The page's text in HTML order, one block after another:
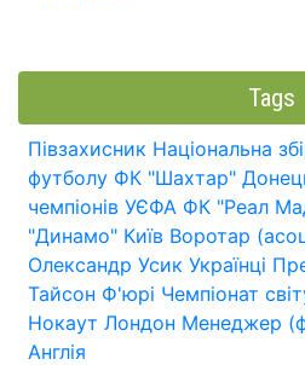
Tags
Півзахисник Національна
футболу ФК "Шахтар"
чемпіонів УЄФА ФК "Реал
"Динамо" Київ Воротар
Олександр Усик Українці
Тайсон Ф'юрі Чемпіонат
Нокаут Лондон Менеджер
Англія